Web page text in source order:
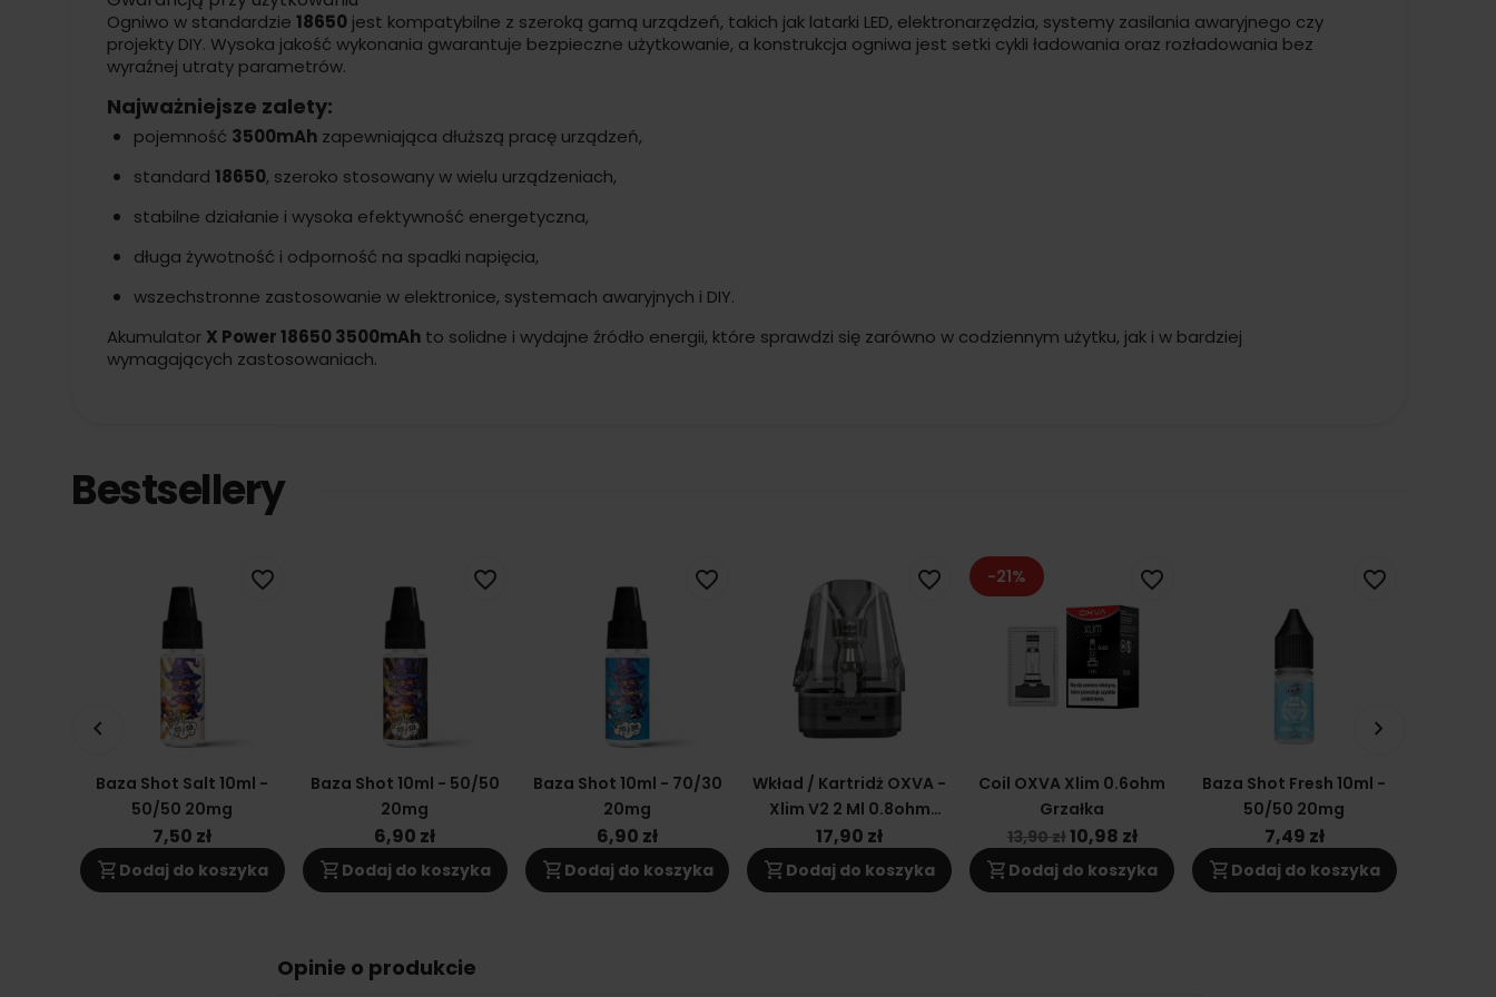
Ogniwo w standardzie 18650 jest kompatybilne z szeroką gamą urządzeń, takich jak latarki LED, elektronarzędzia, systemy zasilania awaryjnego czy
projekty DIY. Wysoka jakość wykonania gwarantuje bezpieczne użytkowanie, a konstrukcja ogniwa jest setki cykli ładowania oraz rozładowania bez
wyraźnej utraty parametrów.
Najważniejsze zalety:
pojemność 3500mAh zapewniająca dłuższą pracę urządzeń,
standard 18650, szeroko stosowany w wielu urządzeniach,
stabilne działanie i wysoka efektywność energetyczna,
długa żywotność i odporność na spadki napięcia,
wszechstronne zastosowanie w elektronice, systemach awaryjnych i DIY.
Akumulator X Power 18650 3500mAh to solidne i wydajne źródło energii, które sprawdzi się zarówno w codziennym użytku, jak i w bardziej
wymagających zastosowaniach.
Bestsellery
Baza Shot Salt 10ml -
50/50 20mg
7,50 zł
shopping_cart Dodaj do koszyka
favorite_border
Baza Shot 10ml - 50/50
20mg
6,90 zł
shopping_cart Dodaj do koszyka
favorite_border
Baza Shot 10ml - 70/30
20mg
6,90 zł
shopping_cart Dodaj do koszyka
favorite_border
Wkład / Kartridż OXVA -
Xlim V2 2 Ml 0.8ohm
(topfill)
17,90 zł
shopping_cart Dodaj do koszyka
favorite_border
Coil OXVA Xlim 0.6ohm
Grzałka
13,90 zł 10,98 zł
shopping_cart Dodaj do koszyka
-21% favorite_border
Baza Shot Fresh 10ml -
50/50 20mg
7,49 zł
shopping_cart Dodaj do koszyka
favorite_border
keyboard_arrow_left keyboard_arrow_right
Opinie o produkcie